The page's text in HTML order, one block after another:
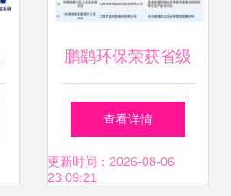
鹏鹞环保荣获省级
专项资金支持，以
信息系统集成服务
查看详情
更新时间：2026-08-06
23:09:21